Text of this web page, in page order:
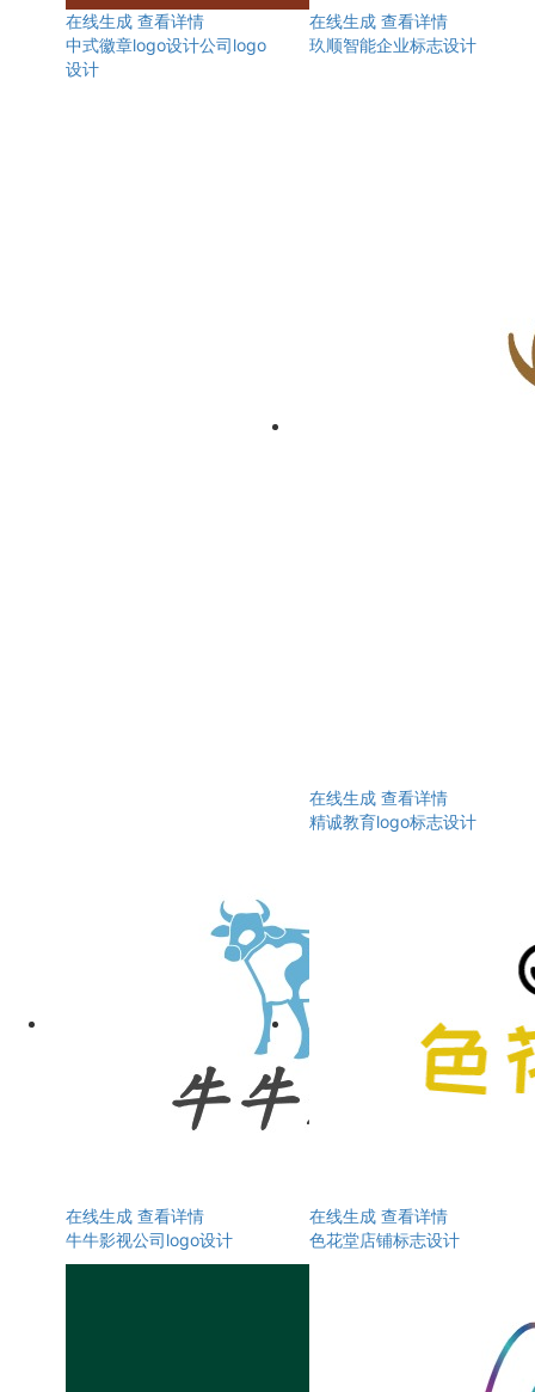
在线生成 查看详情
中式徽章logo设计公司logo
设计
在线生成 查看详情
玖顺智能企业标志设计
在线生成 查看详情
精诚教育logo标志设计
在线生成 查看详情
牛牛影视公司logo设计
在线生成 查看详情
色花堂店铺标志设计